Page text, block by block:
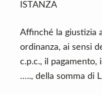
ISTANZA
Affinché la giustizia
ordinanza, ai sensi
c.p.c., il pagamento,
….., della somma di